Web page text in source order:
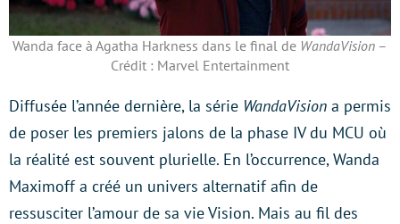
Wanda face à Agatha Harkness dans le final de WandaVision –
Crédit : Marvel Entertainment
Diffusée l’année dernière, la série WandaVision a permis
de poser les premiers jalons de la phase IV du MCU où
la réalité est souvent plurielle. En l’occurrence, Wanda
Maximoff a créé un univers alternatif afin de
ressusciter l’amour de sa vie Vision. Mais au fil des